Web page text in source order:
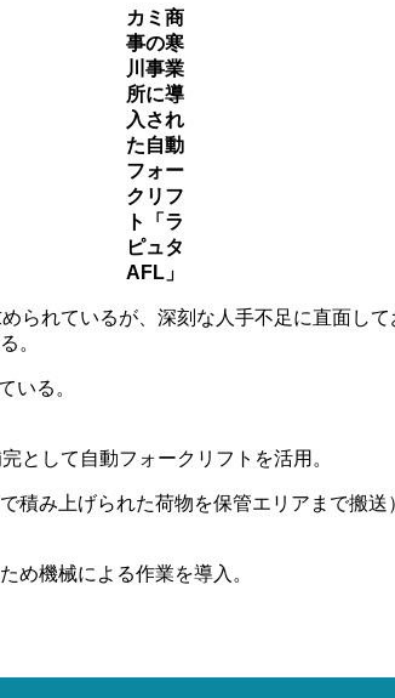
カミ商
事の寒
川事業
所に導
入され
た自動
フォー
クリフ
ト「ラ
ピュタ
AFL」
られているが、深刻な人手不足に直面し
。
いる。
として自動フォークリフトを活用。
み上げられた荷物を保管エリアまで搬
め機械による作業を導入。